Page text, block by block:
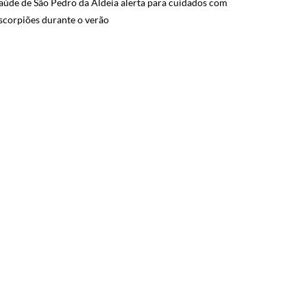
durante o verão